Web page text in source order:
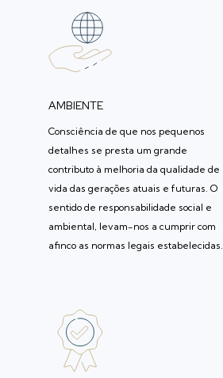
AMBIENTE
Consciência de que nos pequenos
detalhes se presta um grande
contributo à melhoria da qualidade de
vida das gerações atuais e futuras. O
sentido de responsabilidade social e
ambiental, levam-nos a cumprir com
afinco as normas legais estabelecidas.